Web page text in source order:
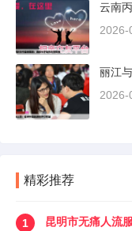
云南
2026-
丽江
2026-
精彩推荐
1
昆明市无痛人流